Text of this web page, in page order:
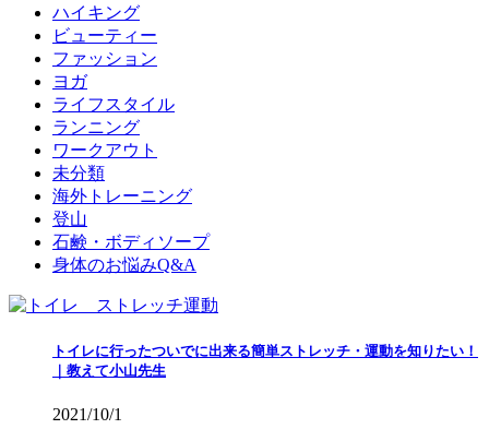
ハイキング
ビューティー
ファッション
ヨガ
ライフスタイル
ランニング
ワークアウト
未分類
海外トレーニング
登山
石鹸・ボディソープ
身体のお悩みQ&A
トイレに行ったついでに出来る簡単ストレッチ・運動を知りたい！
｜教えて小山先生
2021/10/1